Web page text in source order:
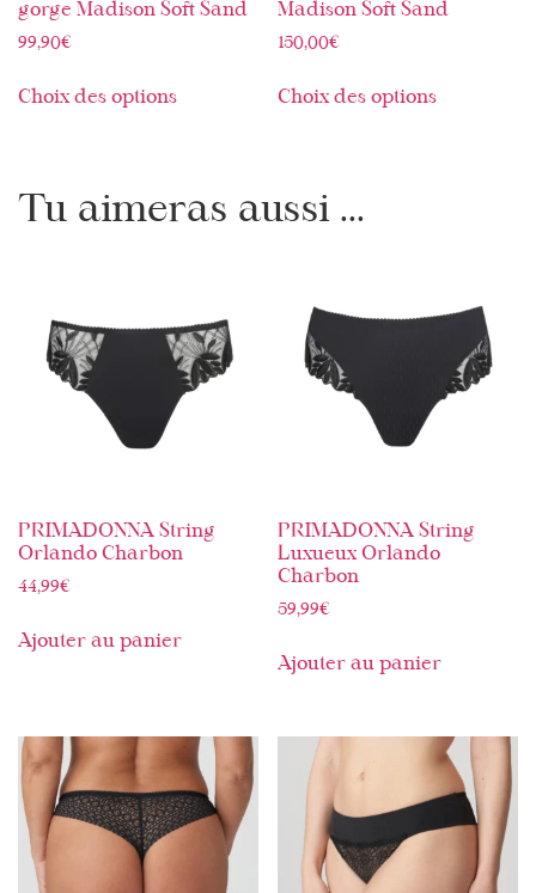
gorge Madison Soft Sand
99,90€
Choix des options
Madison Soft Sand
150,00€
Choix des options
Tu aimeras aussi ...
PRIMADONNA String
Orlando Charbon
44,99€
Ajouter au panier
PRIMADONNA String
Luxueux Orlando
Charbon
59,99€
Ajouter au panier